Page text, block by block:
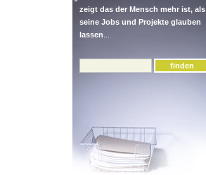
zeigt das der Mensch mehr ist, als
seine Jobs und Projekte glauben
lassen